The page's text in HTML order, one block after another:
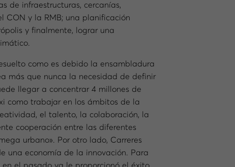
de infraestructuras, cercanías,
CON y la RMB; una planificación
y finalmente, lograr una
como es debido la ensambladura
más que nunca la necesidad de definir
llegar a concentrar 4 millones de
como trabajar en los ámbitos de la
el talento, la colaboración, la
cooperación entre las diferentes
urbano». Por otro lado, Carreres
una economía de la innovación. Para
el pasado ya le proporcionó el éxito.